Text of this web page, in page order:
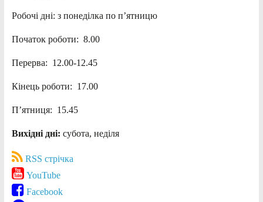
Робочі дні: з понеділка по п’ятницю
Початок роботи: 8.00
Перерва: 12.00-12.45
Кінець роботи: 17.00
П’ятниця: 15.45
Вихідні дні: субота, неділя
RSS стрічка
YouTube
Facebook